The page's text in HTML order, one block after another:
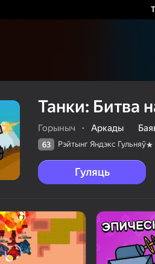
Танки: Битва
Горыныч · Аркады
63 Рэйтынг Яндэкс Гульняў
Гуляць